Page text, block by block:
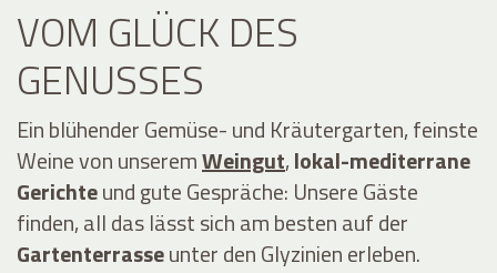
VOM GLÜCK DES
GENUSSES
Ein blühender Gemüse- und Kräutergarten, feinste
Weine von unseremWeingut,lokal-mediterrane
Gerichteund gute Gespräche: Unsere Gäste
finden, all das lässt sich am besten auf der
Gartenterrasseunter den Glyzinien erleben.